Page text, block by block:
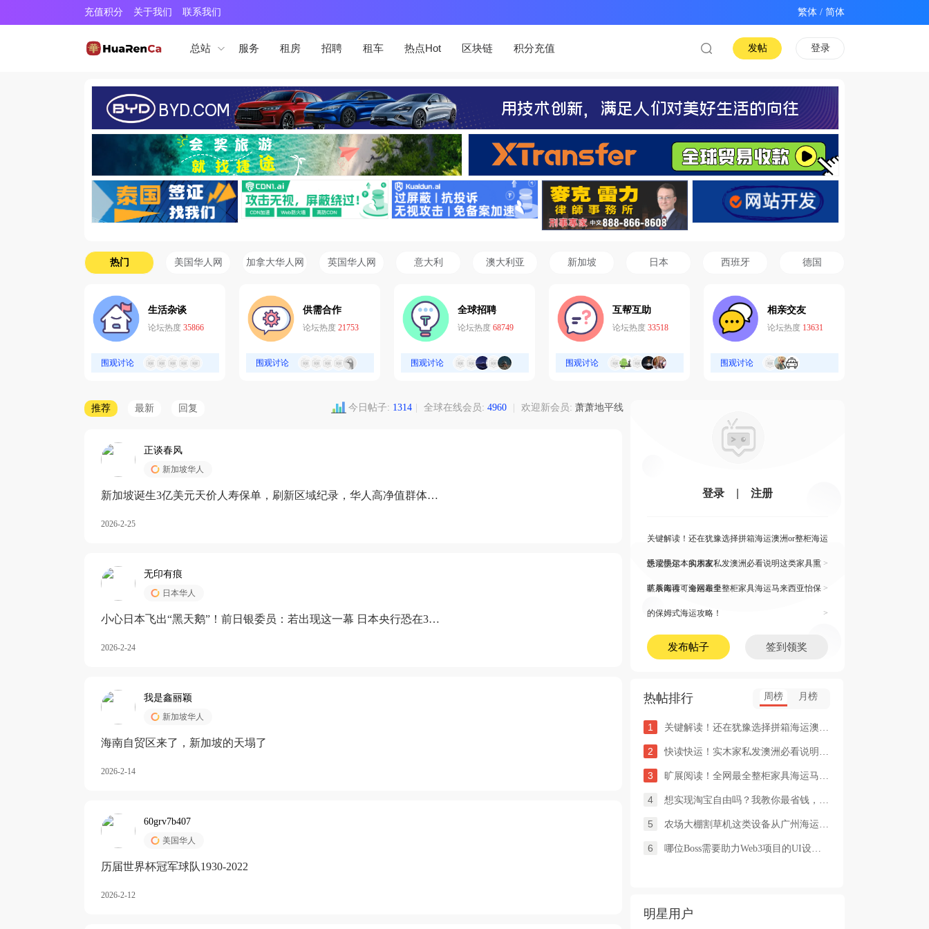
充值积分 关于我们 联系我们 /
总站 服务 租房 招聘 租车 热点Hot 区块链 积分充值 登录
发帖
热门 美国华人网 加拿大华人网 英国华人网 意大利 澳大利亚 新加坡 日本 西班牙 德国
生活杂谈
论坛热度 35866
围观讨论
供需合作
论坛热度 21753
围观讨论
全球招聘
论坛热度 68749
围观讨论
互帮互助
论坛热度 33518
围观讨论
相亲交友
论坛热度 13631
围观讨论
推荐 最新 回复 今日帖子: 1314 全球在线会员: 4960 欢迎新会员: 萧萧地平线
正谈春风
新加坡华人
新加坡诞生3亿美元天价人寿保单，刷新区域纪录，华人高净值群体成
2026-2-25
无印有痕
日本华人
小心日本飞出“黑天鹅”！前日银委员：若出现这一幕 日本央行恐在3月
2026-2-24
我是鑫丽颖
新加坡华人
海南自贸区来了，新加坡的天塌了
2026-2-14
60grv7b407
美国华人
历届世界杯冠军球队1930-2022
2026-2-12
登录 注册
关键解读！还在犹豫选择拼箱海运澳洲or整柜海运
悉尼墨尔本的朋友 >
快读快运！实木家私发澳洲必看说明这类家具熏
蒸杀毒再可海运布里 >
旷展阅读！全网最全整柜家具海运马来西亚怡保
的保姆式海运攻略！ >
发布帖子 签到领奖
热帖排行 周榜 月榜
1 关键解读！还在犹豫选择拼箱海运澳洲or整柜海运悉尼墨尔本的朋友
2 快读快运！实木家私发澳洲必看说明这类家具熏蒸杀毒再可海运布里
3 旷展阅读！全网最全整柜家具海运马来西亚怡保的保姆式海运攻略！
4 想实现淘宝自由吗？我教你最省钱，最方便的方法
5 农场大棚割草机这类设备从广州海运到澳洲堪培拉过海关需要提供什
6 哪位Boss需要助力Web3项目的UI设计，或qian
明星用户